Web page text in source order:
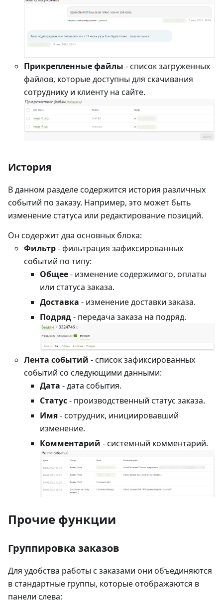
Прикрепленные файлы - список загруженных
файлов, которые доступны для скачивания
сотруднику и клиенту на сайте.
История
В данном разделе содержится история различных
событий по заказу. Например, это может быть
изменение статуса или редактирование позиций.
Он содержит два основных блока:
Фильтр- фильтрация зафиксированных
событий по типу:
Общее- изменение содержимого, оплаты
или статуса заказа.
Доставка - изменение доставки заказа.
Подряд- передача заказа на подряд.
Лента событий - список зафиксированных
событий со следующими данными:
Дата - дата события.
Статус- производственный статус заказа.
Имя- сотрудник, инициировавший
изменение.
Комментарий - системный комментарий.
Прочие функции
Группировка заказов
Для удобства работы с заказами они объединяются
в стандартные группы, которые отображаются в
панели слева: